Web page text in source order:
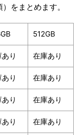
をまとめます。
512GB
り 在庫あり
り 在庫あり
り 在庫あり
り 在庫あり